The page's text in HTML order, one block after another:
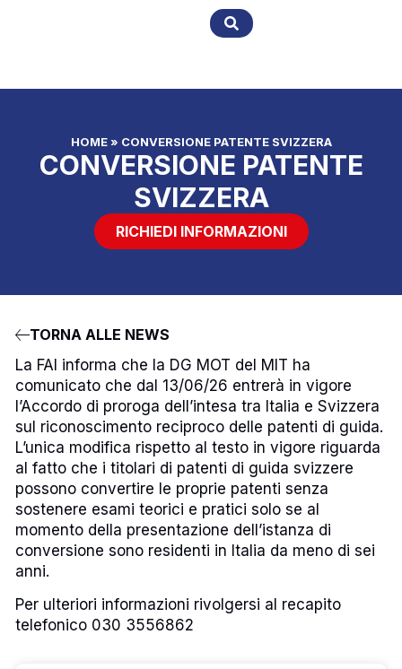
HOME» CONVERSIONE PATENTE SVIZZERA
CONVERSIONE PATENTE
SVIZZERA
RICHIEDI INFORMAZIONI
TORNA ALLE NEWS
La FAI informa che la DG MOT del MIT ha
comunicato che dal 13/06/26 entrerà in vigore
l’Accordo di proroga dell’intesa tra Italia e Svizzera
sul riconoscimento reciproco delle patenti di guida.
L’unica modifica rispetto al testo in vigore riguarda
al fatto che i titolari di patenti di guida svizzere
possono convertire le proprie patenti senza
sostenere esami teorici e pratici solo se al
momento della presentazione dell’istanza di
conversione sono residenti in Italia da meno di sei
anni.
Per ulteriori informazioni rivolgersi al recapito
telefonico 030 3556862